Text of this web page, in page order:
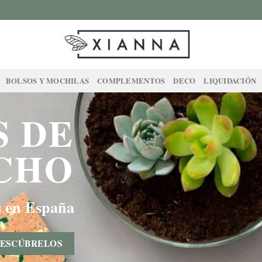
BOLSOS Y MOCHILAS COMPLEMENTOS DECO LIQUIDACIÓN
DE
España